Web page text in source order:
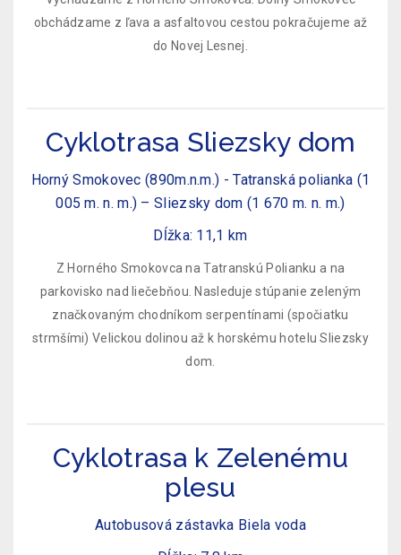
obchádzame z ľava a asfaltovou cestou pokračujeme až
do Novej Lesnej.
Cyklotrasa Sliezsky dom
Horný Smokovec (890m.n.m.) - Tatranská polianka (1
005 m. n. m.) – Sliezsky dom (1 670 m. n. m.)
Dĺžka: 11,1 km
Z Horného Smokovca na Tatranskú Polianku a na
parkovisko nad liečebňou. Nasleduje stúpanie zeleným
značkovaným chodníkom serpentínami (spočiatku
strmšími) Velickou dolinou až k horskému hotelu Sliezsky
dom.
Cyklotrasa k Zelenému
plesu
Autobusová zástavka Biela voda